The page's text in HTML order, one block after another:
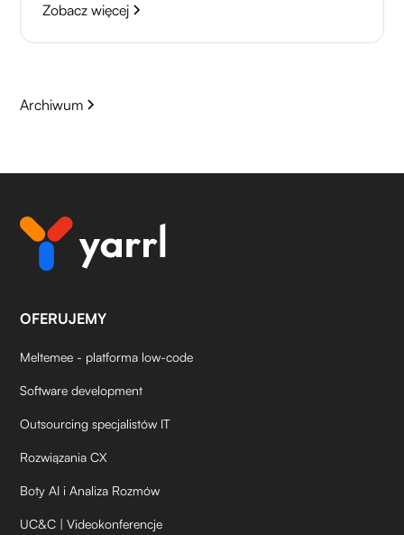
Zobacz więcej
Archiwum
OFERUJEMY
Meltemee - platforma low-code
Software development
Outsourcing specjalistów IT
Rozwiązania CX
Boty AI i Analiza Rozmów
UC&C | Videokonferencje